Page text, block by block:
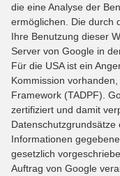
die eine Analyse der
ermöglichen. Die durch
Ihre Benutzung dieser
Server von Google in
Für die USA ist ein
Kommission
Framework (TADPF).
zertifiziert und damit
Informationen
gesetzlich
Auftrag von Google